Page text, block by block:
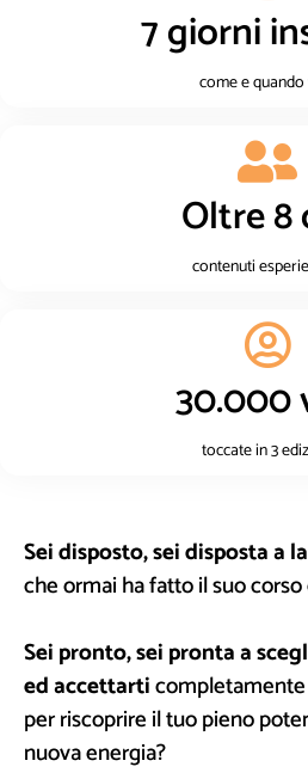
7 giorni
come e
Oltre 8
contenuti
30.000
toccate in 3
Sei disposto, sei disposta a
che ormai ha fatto il suo corso
Sei pronto, sei pronta a
ed accettarticompletamente
per riscoprire il tuo pieno
nuova energia?